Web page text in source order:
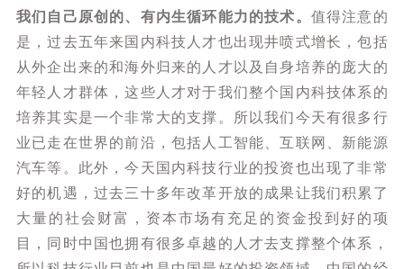
我们自己原创的、有内生循环能力的技术。 值得注意的
是，过去五年来国内科技人才也出现井喷式增长，包括
从外企出来的和海外归来的人才以及自身培养的庞大的
年轻人才群体，这些人才对于我们整个国内科技体系的
培养其实是一个非常大的支撑。所以我们今天有很多行
业已走在世界的前沿，包括人工智能、互联网、新能源
汽车等。此外，今天国内科技行业的投资也出现了非常
好的机遇，过去三十多年改革开放的成果让我们积累了
大量的社会财富，资本市场有充足的资金投到好的项
目，同时中国也拥有很多卓越的人才去支撑整个体系，